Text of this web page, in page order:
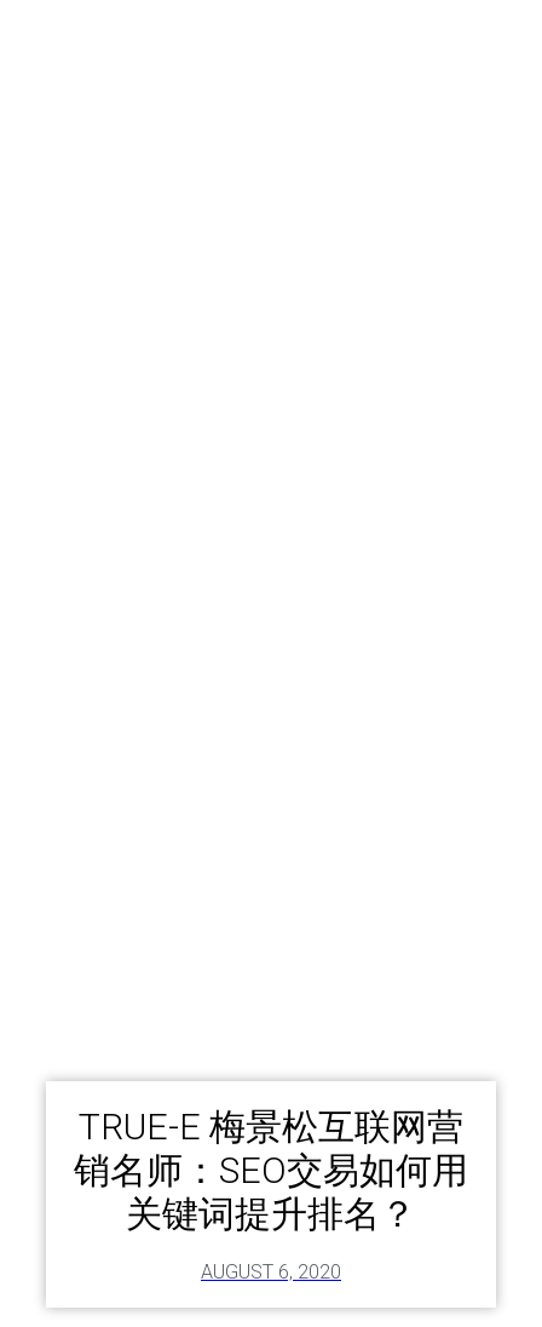
TRUE-E 梅景松互联网营
销名师：SEO交易如何用
关键词提升排名？
AUGUST 6, 2020